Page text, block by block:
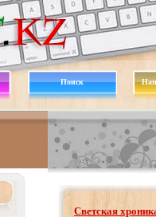
Поиск
Светская